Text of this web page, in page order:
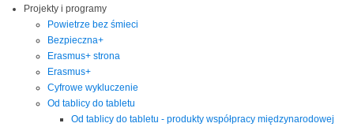
Projekty i programy
Powietrze bez śmieci
Bezpieczna+
Erasmus+ strona
Erasmus+
Cyfrowe wykluczenie
Od tablicy do tabletu
Od tablicy do tabletu - produkty współpracy międzynarodowej